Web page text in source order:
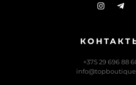
+375 29 696 88